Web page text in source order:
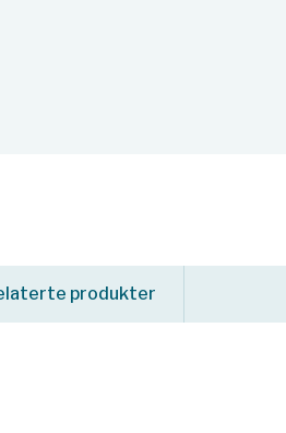
produkter